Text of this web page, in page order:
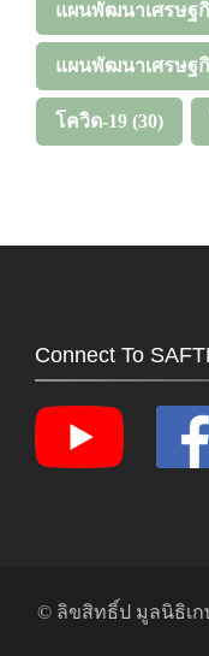
แผนพัฒนาเศรษฐ
แผนพัฒนาเศรษฐ
โควิด-19 (30)
Connect To
© ลิขสิทธิ์ป มูลนิธิเก